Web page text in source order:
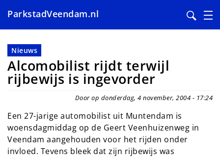
en
naar
de
inhoud
ParkstadVeendam.nl
Nieuws
Alcomobilist rijdt terwijl
rijbewijs is ingevorder
Door op donderdag, 4 november, 2004 - 17:24
Een 27-jarige automobilist uit Muntendam is
woensdagmiddag op de Geert Veenhuizenweg in
Veendam aangehouden voor het rijden onder
invloed. Tevens bleek dat zijn rijbewijs was